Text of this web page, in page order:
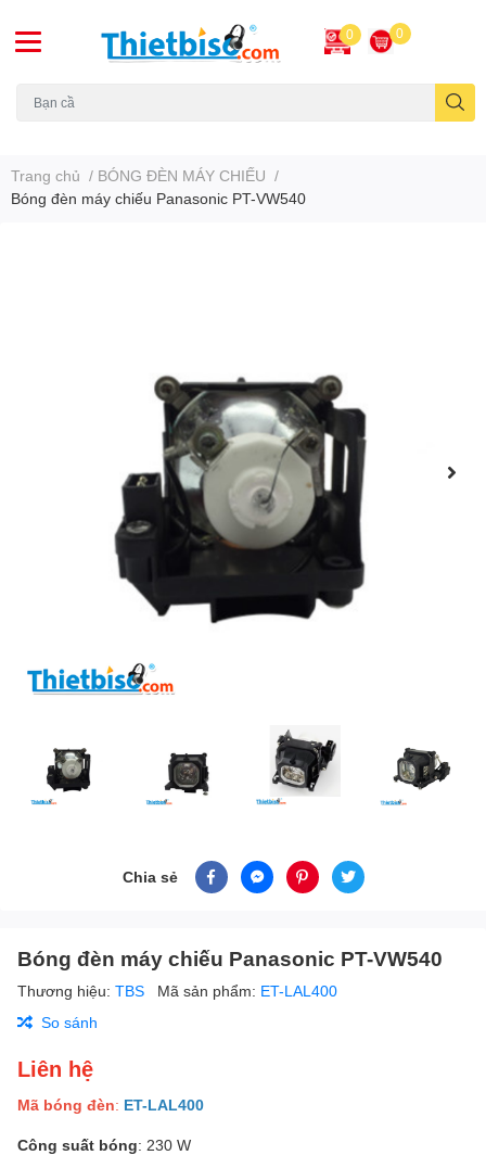
0 0
Trang chủ / BÓNG ĐÈN MÁY CHIẾU /
Bóng đèn máy chiếu Panasonic PT-VW540
Chia sẻ
Bóng đèn máy chiếu Panasonic PT-VW540
Thương hiệu: TBS Mã sản phẩm: ET-LAL400
So sánh
Liên hệ
Mã bóng đèn: ET-LAL400
Công suất bóng: 230 W